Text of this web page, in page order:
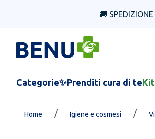
🚚
Categorie✨Prenditi cura di te
Home / Igiene e cosmesi /